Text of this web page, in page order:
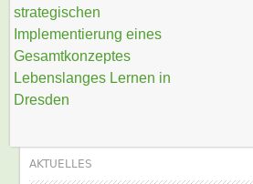
strategischen
Implementierung eines
Gesamtkonzeptes
Lebenslanges Lernen in
Dresden
AKTUELLES